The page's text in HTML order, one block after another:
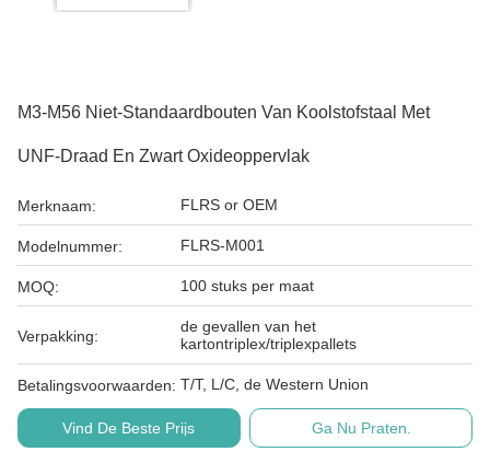
M3-M56 Niet-Standaardbouten Van Koolstofstaal Met
UNF-Draad En Zwart Oxideoppervlak
Merknaam: FLRS or OEM
Modelnummer: FLRS-M001
MOQ: 100 stuks per maat
Verpakking:
de gevallen van het
kartontriplex/triplexpallets
Betalingsvoorwaarden: T/T, L/C, de Western Union
Vind De Beste Prijs Ga Nu Praten.